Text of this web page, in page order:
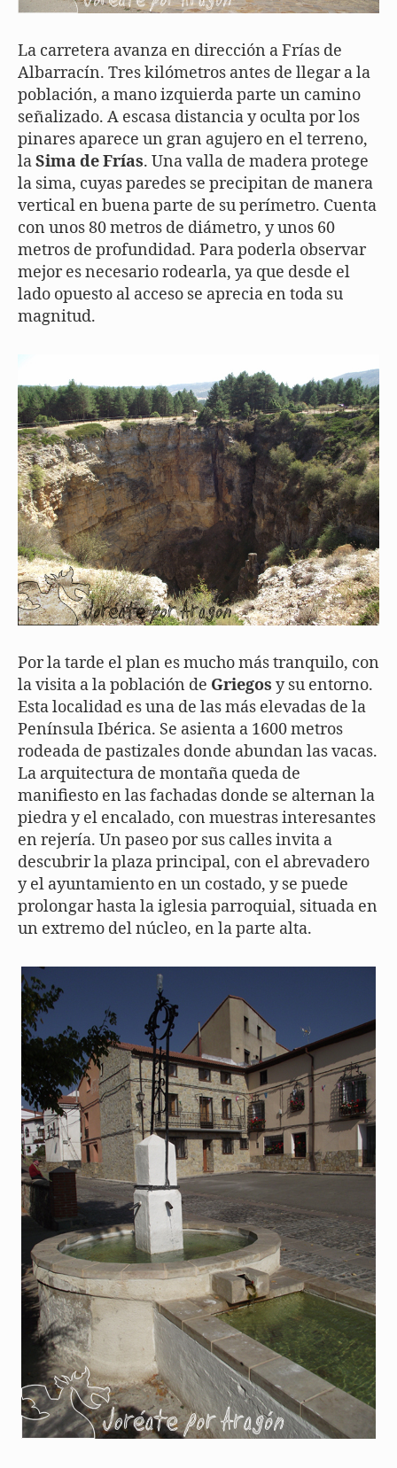
La carretera avanza en dirección a Frías de
Albarracín. Tres kilómetros antes de llegar a la
población, a mano izquierda parte un camino
señalizado. A escasa distancia y oculta por los
pinares aparece un gran agujero en el terreno,
laSima de Frías. Una valla de madera protege
la sima, cuyas paredes se precipitan de manera
vertical en buena parte de su perímetro. Cuenta
con unos 80 metros de diámetro, y unos 60
metros de profundidad. Para poderla observar
mejor es necesario rodearla, ya que desde el
lado opuesto al acceso se aprecia en toda su
magnitud.
Por la tarde el plan es mucho más tranquilo, con
la visita a la población de Griegos y su entorno.
Esta localidad es una de las más elevadas de la
Península Ibérica. Se asienta a 1600 metros
rodeada de pastizales donde abundan las vacas.
La arquitectura de montaña queda de
manifiesto en las fachadas donde se alternan la
piedra y el encalado, con muestras interesantes
en rejería. Un paseo por sus calles invita a
descubrir la plaza principal, con el abrevadero
y el ayuntamiento en un costado, y se puede
prolongar hasta la iglesia parroquial, situada en
un extremo del núcleo, en la parte alta.